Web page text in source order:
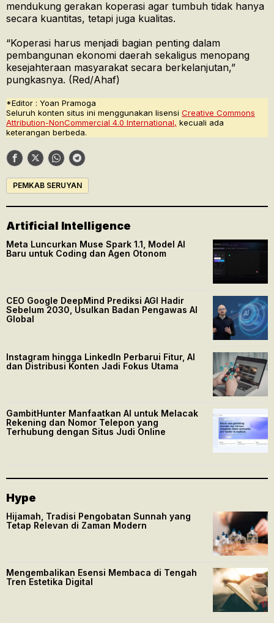
mendukung gerakan koperasi agar tumbuh tidak hanya
secara kuantitas, tetapi juga kualitas.
“Koperasi harus menjadi bagian penting dalam
pembangunan ekonomi daerah sekaligus menopang
kesejahteraan masyarakat secara berkelanjutan,”
pungkasnya. (Red/Ahaf)
*Editor : Yoan Pramoga
Seluruh konten situs ini menggunakan lisensi Creative Commons
Attribution-NonCommercial 4.0 International, kecuali ada
keterangan berbeda.
PEMKAB SERUYAN
Artificial Intelligence
Meta Luncurkan Muse Spark 1.1, Model AI
Baru untuk Coding dan Agen Otonom
CEO Google DeepMind Prediksi AGI Hadir
Sebelum 2030, Usulkan Badan Pengawas AI
Global
Instagram hingga LinkedIn Perbarui Fitur, AI
dan Distribusi Konten Jadi Fokus Utama
GambitHunter Manfaatkan AI untuk Melacak
Rekening dan Nomor Telepon yang
Terhubung dengan Situs Judi Online
Hype
Hijamah, Tradisi Pengobatan Sunnah yang
Tetap Relevan di Zaman Modern
Mengembalikan Esensi Membaca di Tengah
Tren Estetika Digital